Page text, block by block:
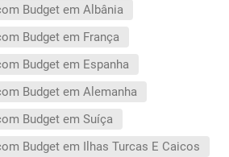
Budget em Albânia
Budget em França
Budget em Espanha
Budget em Alemanha
Budget em Suíça
Budget em Ilhas Turcas E Caicos